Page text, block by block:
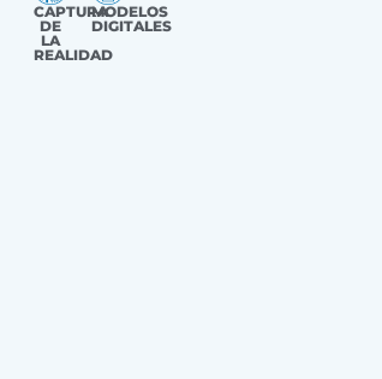
CAPTURA
DE
LA
REALIDAD
MODELOS
DIGITALES